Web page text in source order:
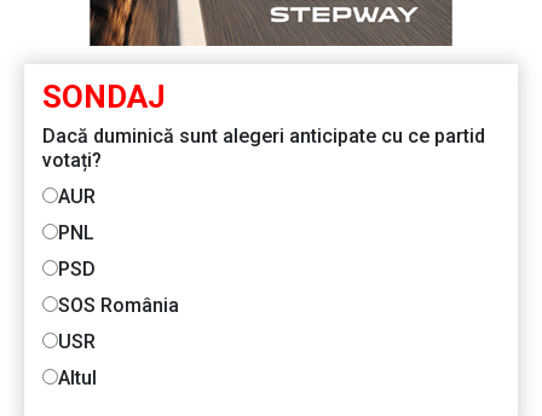
SONDAJ
Dacă duminică sunt alegeri anticipate cu ce partid
votați?
AUR
PNL
PSD
SOS România
USR
Altul